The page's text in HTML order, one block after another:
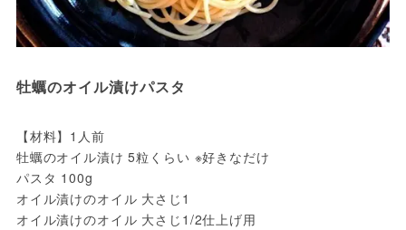
【材料】1人前
牡蠣のオイル漬け 5粒くらい ※好きなだけ
パスタ 100g
オイル漬けのオイル 大さじ1
オイル漬けのオイル 大さじ1/2仕上げ用